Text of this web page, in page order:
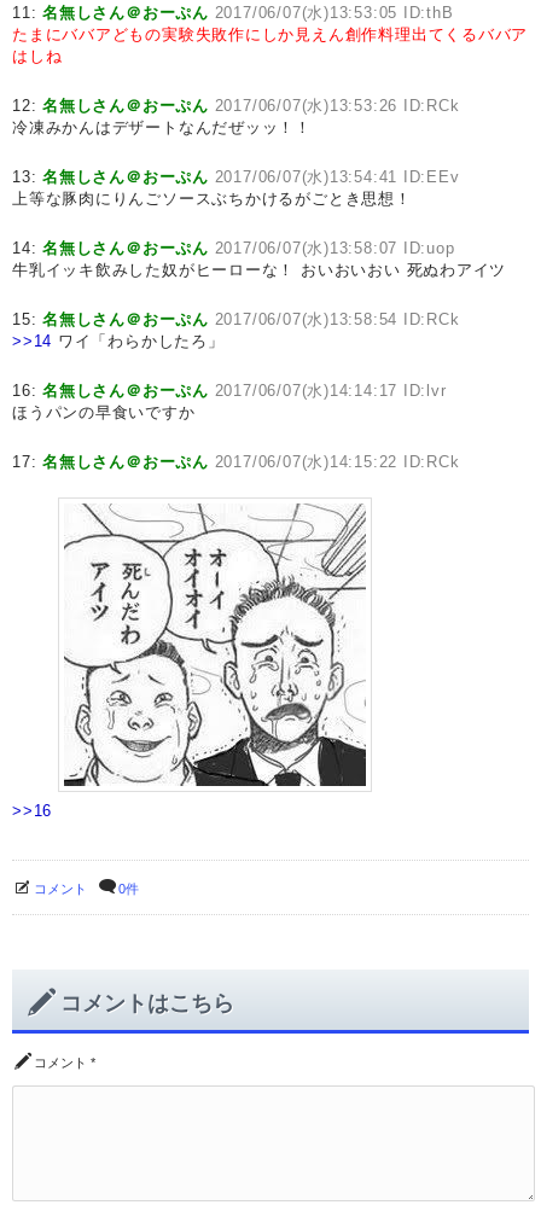
11:名無しさん＠おーぷん 2017/06/07(水)13:53:05 ID:thB
たまにババアどもの実験失敗作にしか見えん創作料理出てくるババア
はしね
12:名無しさん＠おーぷん 2017/06/07(水)13:53:26 ID:RCk
冷凍みかんはデザートなんだぜッッ！！
13:名無しさん＠おーぷん 2017/06/07(水)13:54:41 ID:EEv
上等な豚肉にりんごソースぶちかけるがごとき思想！
14:名無しさん＠おーぷん 2017/06/07(水)13:58:07 ID:uop
牛乳イッキ飲みした奴がヒーローな！ おいおいおい 死ぬわアイツ
15:名無しさん＠おーぷん 2017/06/07(水)13:58:54 ID:RCk
>>14 ワイ「わらかしたろ」
16:名無しさん＠おーぷん 2017/06/07(水)14:14:17 ID:lvr
ほうパンの早食いですか
17:名無しさん＠おーぷん 2017/06/07(水)14:15:22 ID:RCk
>>16
コメント 0件
コメントはこちら
コメント *